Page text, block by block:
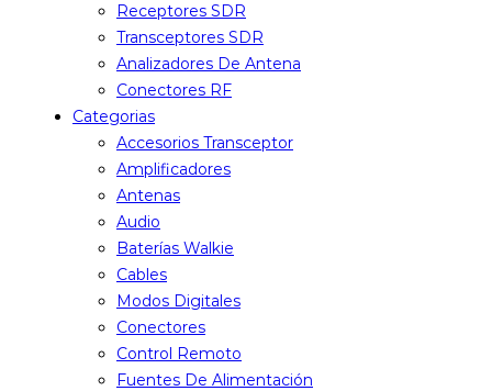
Receptores SDR
Transceptores SDR
Analizadores De Antena
Conectores RF
Categorias
Accesorios Transceptor
Amplificadores
Antenas
Audio
Baterías Walkie
Cables
Modos Digitales
Conectores
Control Remoto
Fuentes De Alimentación